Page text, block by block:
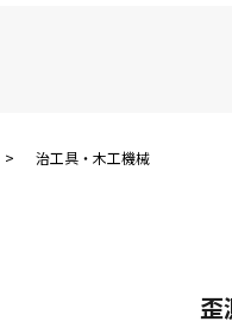
治工具・木工機械
歪